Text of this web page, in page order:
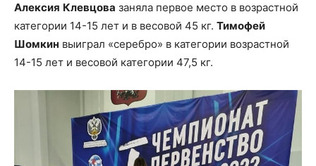
Алексия Клевцова заняла первое место в возрастной
категории 14-15 лет и в весовой 45 кг. Тимофей
Шомкин выиграл «серебро» в категории возрастной
14-15 лет и весовой категории 47,5 кг.